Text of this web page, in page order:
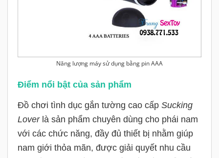
Năng lượng máy sử dụng bằng pin AAA
Điểm nổi bật của sản phẩm
Đồ chơi tình dục gắn tường cao cấp Sucking
Lover là sản phẩm chuyên dùng cho phái nam
với các chức năng, đầy đủ thiết bị nhằm giúp
nam giới thỏa mãn, được giải quyết nhu cầu